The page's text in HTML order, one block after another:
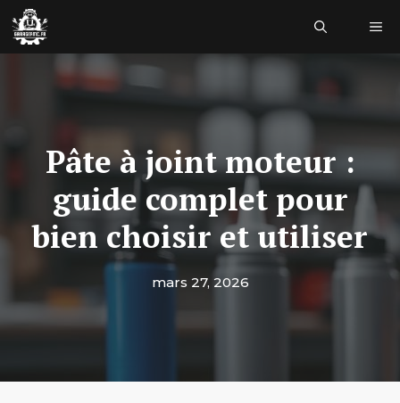
Aller
au
contenu
Pâte à joint moteur :
guide complet pour
bien choisir et utiliser
mars 27, 2026